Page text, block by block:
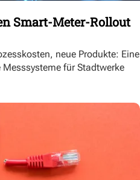
Smart-Meter-Rollout
neue Produkte: Eine
für Stadtwerke